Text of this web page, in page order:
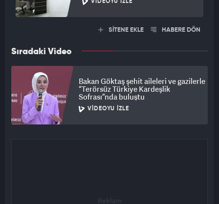
VIDEOYU İZLE
SİTENE EKLE HABERE DÖN
Sıradaki Video
Bakan Göktaş şehit aileleri ve gazilerle
“Terörsüz Türkiye Kardeşlik
Sofrası”nda buluştu
VIDEOYU İZLE